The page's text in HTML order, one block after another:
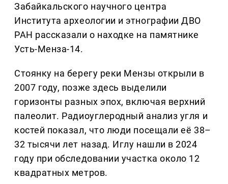
Забайкальского научного центра
Института археологии и этнографии ДВО
РАН рассказали о находке на памятнике
Усть-Менза-14.
Стоянку на берегу реки Мензы открыли в
2007 году, позже здесь выделили
горизонты разных эпох, включая верхний
палеолит. Радиоуглеродный анализ угля и
костей показал, что люди посещали её 38–
32 тысячи лет назад. Иглу нашли в 2024
году при обследовании участка около 12
квадратных метров.